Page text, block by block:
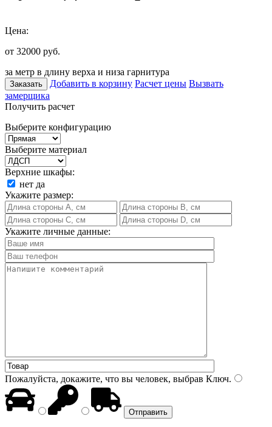
Цена:
от 32000 руб.
за метр в длину верха и низа гарнитура
Заказать Добавить в корзину Расчет цены Вызвать
замерщика
Получить расчет
Выберите конфигурацию
Выберите материал
Верхние шкафы:
нет да
Укажите размер:
Укажите личные данные:
Пожалуйста, докажите, что вы человек, выбрав Ключ.